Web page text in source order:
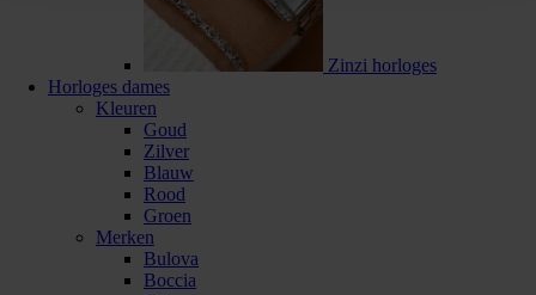
Zinzi horloges
Horloges dames
Kleuren
Goud
Zilver
Blauw
Rood
Groen
Merken
Bulova
Boccia